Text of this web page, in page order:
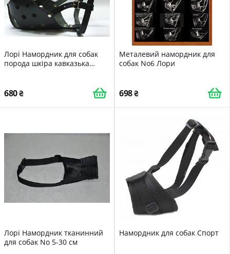
Лорі Намордник для собак
порода шкіра кавказька
680
Металевий намордник для
собак No6 Лори
698
Лорі Намордник тканинний
для собак No 5-30 см
Намордник для собак Спорт